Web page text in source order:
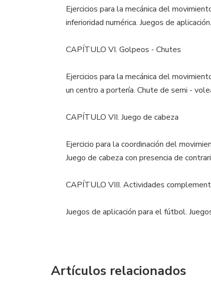
Ejercicios para la mecánica del
inferioridad numérica. Juegos de aplicación.
CAPÍTULO VI. Golpeos - Chutes
Ejercicios para la mecánica del
un centro a portería. Chute de semi -
CAPÍTULO VII. Juego de cabeza
Ejercicio para la coordinación del
Juego de cabeza con presencia de
CAPÍTULO VIII. Actividades
Juegos de aplicación para el fútbol.
Artículos relacionados